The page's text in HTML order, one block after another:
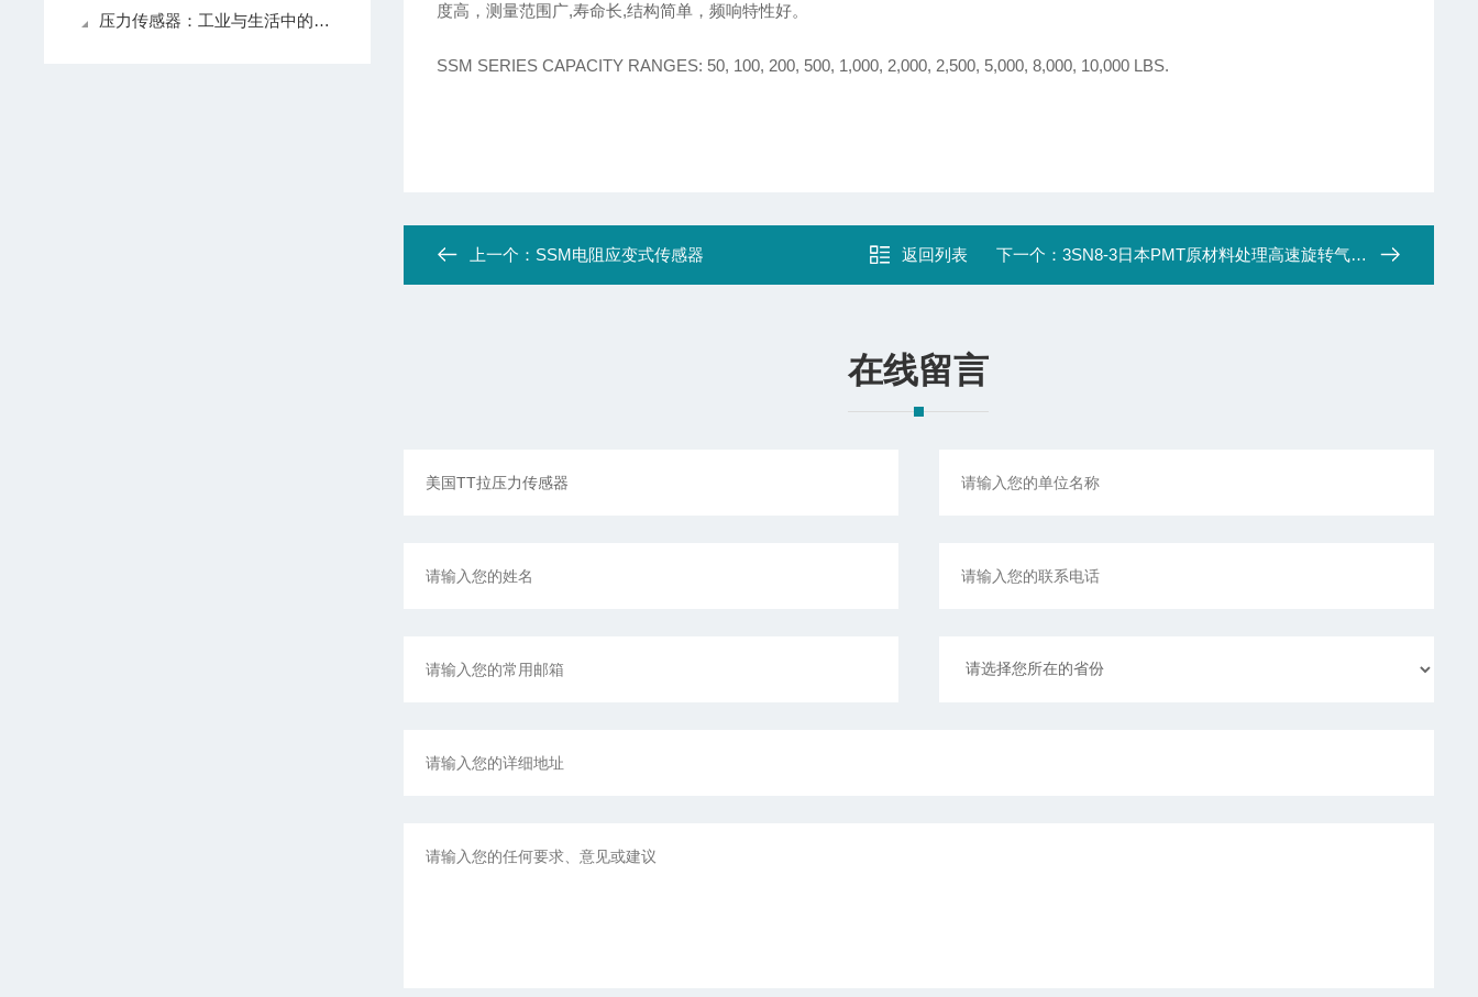
度高，测量范围广,寿命长,结构简单，频响特性好。
SSM SERIES CAPACITY RANGES: 50, 100, 200, 500, 1,000, 2,000, 2,500, 5,000, 8,000, 10,000 LBS.
上一个： SSM电阻应变式传感器 返回列表 下一个： 3SN8-3日本PMT原材料处理高速旋转气动卡盘
在线留言
压力传感器：工业与生活中的感知精灵